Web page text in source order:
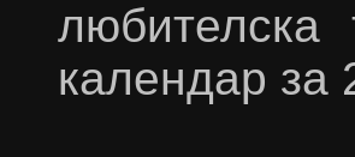
любителска
календар за